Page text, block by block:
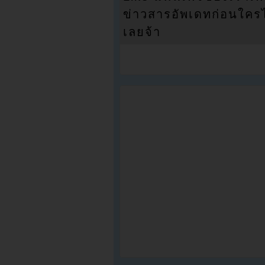
ข่าวสารอัพเดทก่อนใคร
เลยจ้า